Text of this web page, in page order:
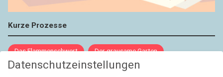
Kurze Prozesse
Das Flammenschwert Der grausame Garten
NIEMALS UND AUCH DANN NICHT
Datenschutzeinstellungen